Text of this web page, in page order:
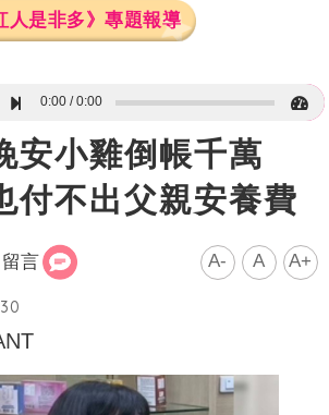
人是非多》專題報導
0:00 0:00
安小雞倒帳千萬
付不出父親安養費
留言 A- A A+